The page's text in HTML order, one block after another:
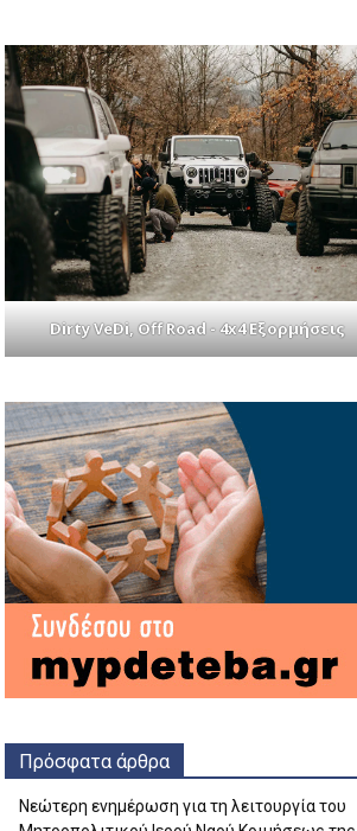
Dirty VeDi, Off Road - 4x4 Εξορμήσεις
Πρόσφατα άρθρα
Νεώτερη ενημέρωση για τη λειτουργία του